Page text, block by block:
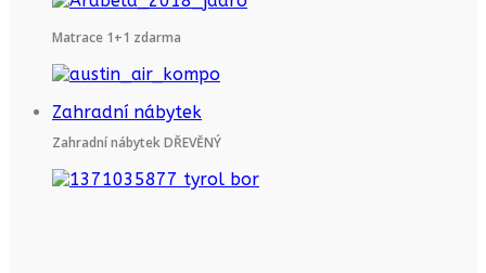
Matrace 1+1 zdarma
Zahradní nábytek
Zahradní nábytek DŘEVĚNÝ